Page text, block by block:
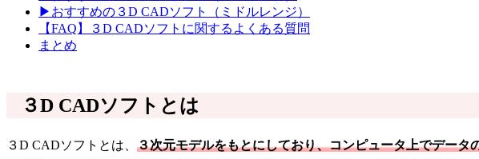
▶おすすめの３D CADソフト（ミドルレンジ）
【FAQ】３D CADソフトに関するよくある質問
まとめ
３D CADソフトとは
３D CADソフトとは、 ３次元モデルをもとにしており、コンピュータ上でデータ